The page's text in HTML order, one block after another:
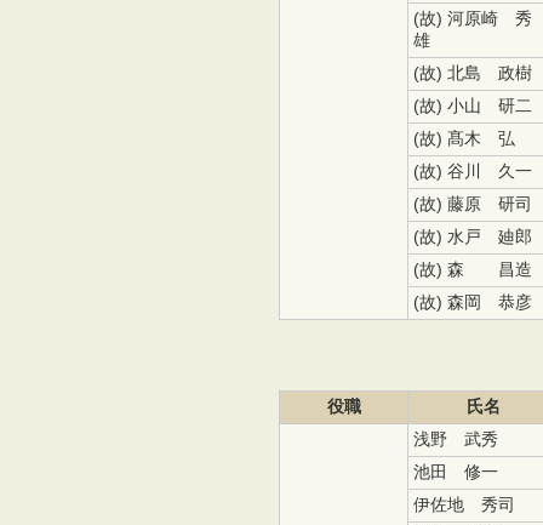
(故) 河原崎 秀
雄
(故) 北島 政樹
(故) 小山 研二
(故) 髙木 弘
(故) 谷川 久一
(故) 藤原 研司
(故) 水戸 廸郎
(故) 森 昌造
(故) 森岡 恭彦
役職
氏名
浅野 武秀
池田 修一
伊佐地 秀司